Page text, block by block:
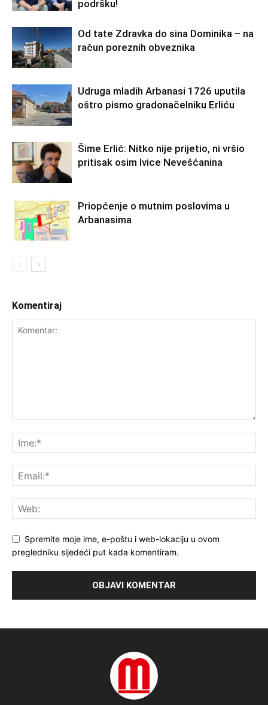
podršku!
Od tate Zdravka do sina Dominika – na
račun poreznih obveznika
Udruga mladih Arbanasi 1726 uputila
oštro pismo gradonačelniku Erliću
Šime Erlić: Nitko nije prijetio, ni vršio
pritisak osim Ivice Nevešćanina
Priopćenje o mutnim poslovima u
Arbanasima
Komentiraj
Spremite moje ime, e-poštu i web-lokaciju u ovom
pregledniku sljedeći put kada komentiram.